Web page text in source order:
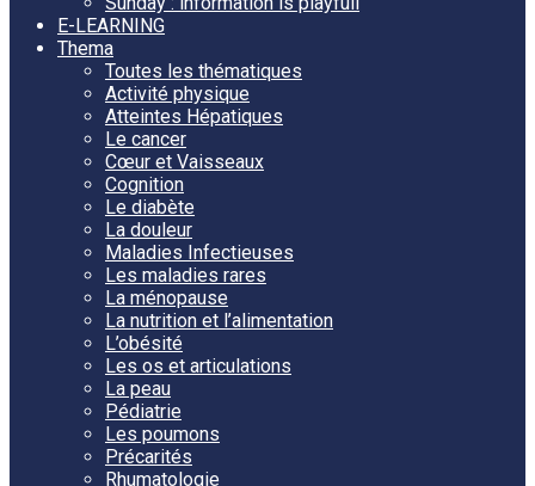
E-LEARNING
Thema
Toutes les thématiques
Activité physique
Atteintes Hépatiques
Le cancer
Cœur et Vaisseaux
Cognition
Le diabète
La douleur
Maladies Infectieuses
Les maladies rares
La ménopause
La nutrition et l’alimentation
L’obésité
Les os et articulations
La peau
Pédiatrie
Les poumons
Précarités
Rhumatologie